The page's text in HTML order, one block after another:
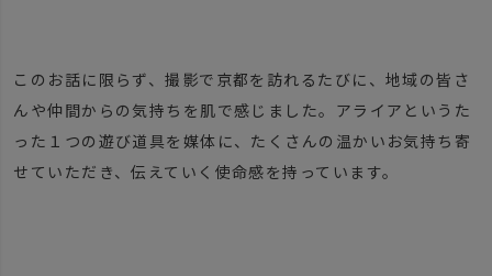
このお話に限らず、撮影で京都を訪れるたびに、地域の皆さ
んや仲間からの気持ちを肌で感じました。アライアというた
った１つの遊び道具を媒体に、たくさんの温かいお気持ち寄
せていただき、伝えていく使命感を持っています。